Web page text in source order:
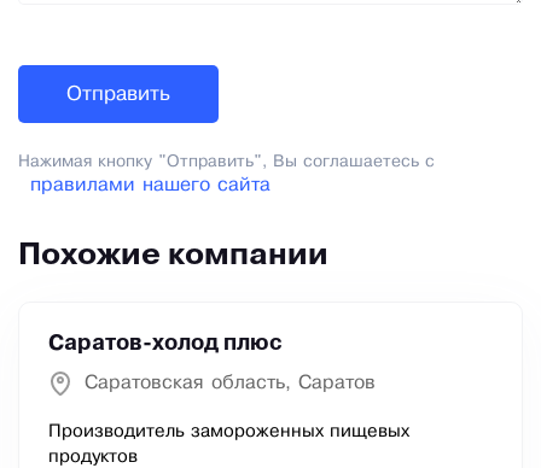
Нажимая кнопку "Отправить", Вы соглашаетесь с
правилами нашего сайта
Похожие компании
Саратов-холод плюс
Саратовская область, Саратов
Производитель замороженных пищевых
продуктов